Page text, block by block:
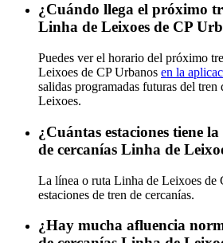
¿Cuándo llega el próximo
Linha de Leixoes de CP
Puedes ver el horario del próximo
Leixoes de CP Urbanos en la
salidas programadas futuras del tren
Leixoes.
¿Cuántas estaciones tiene
de cercanías Linha de
La línea o ruta Linha de Leixoes de
estaciones de tren de cercanías.
¿Hay mucha afluencia